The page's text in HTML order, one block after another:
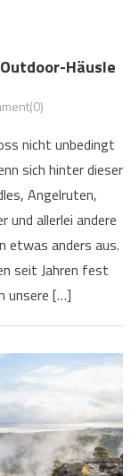
Häusle
nicht unbedingt
sich hinter dieser
Angelruten,
und allerlei andere
etwas anders aus.
seit Jahren fest
unsere […]